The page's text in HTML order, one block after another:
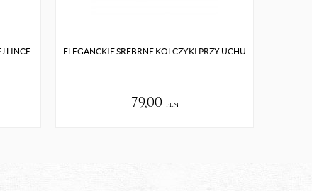
LINCE ELEGANCKIE SREBRNE KOLCZYKI PRZY UCHU
79,00 pln